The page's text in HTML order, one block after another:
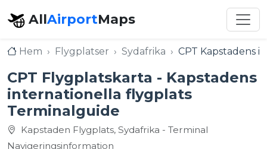
AllAirportMaps
Hem Flygplatser Sydafrika CPT Kapstadens
CPT Flygplatskarta - Kapstadens
internationella flygplats
Terminalguide
Kapstaden Flygplats, Sydafrika - Terminal
Navigeringsinformation